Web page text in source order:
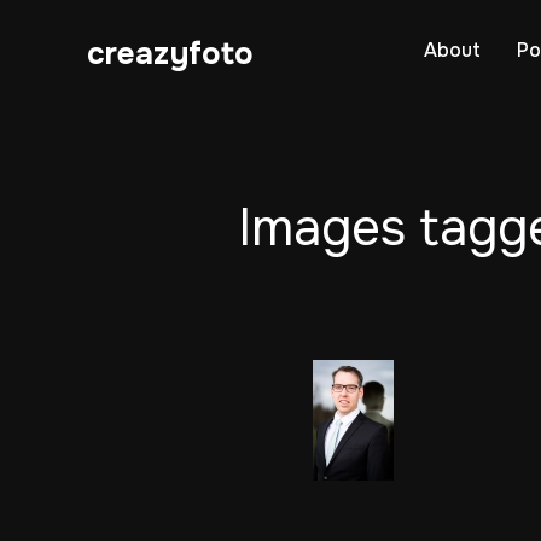
creazyfoto About
Images